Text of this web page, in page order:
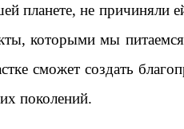
не причиняли
которыми мы
сможет создать
поколений.